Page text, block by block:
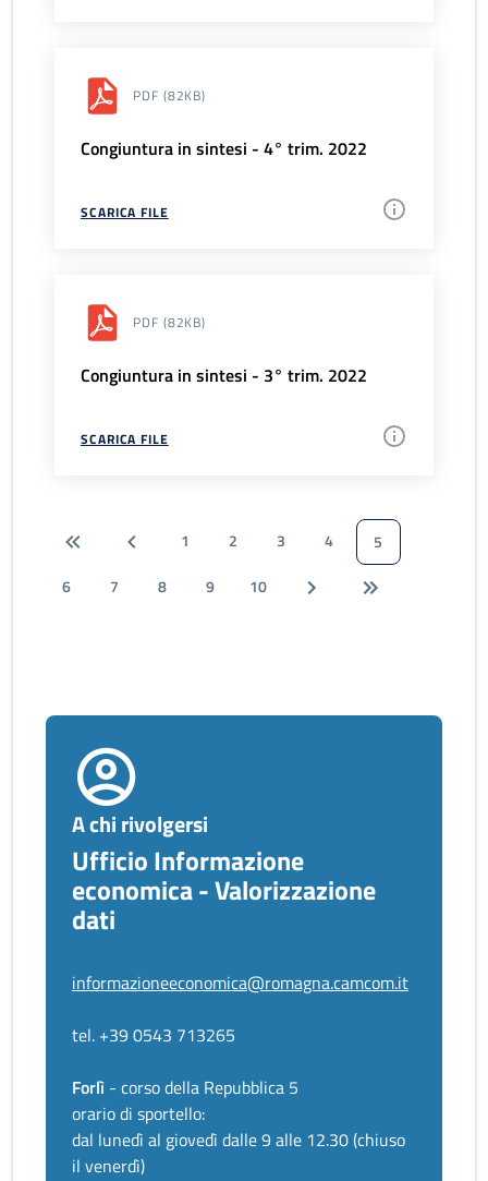
PDF (82KB)
Congiuntura in sintesi - 4° trim. 2022
SCARICA FILE
PDF (82KB)
Congiuntura in sintesi - 3° trim. 2022
SCARICA FILE
1 2 3 4
5
6
7 8 9 10
A chi rivolgersi
Ufficio Informazione
economica - Valorizzazione
dati
informazioneeconomica@romagna.camcom.it
tel. +39 0543 713265
Forlì - corso della Repubblica 5
orario di sportello:
dal lunedì al giovedì dalle 9 alle 12.30 (chiuso
il venerdì)